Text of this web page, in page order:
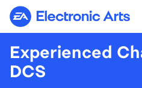
Electronic Arts
Experienced
DCS